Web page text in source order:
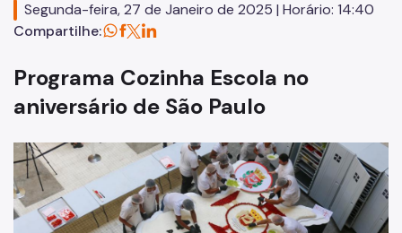
CFC Cidade Tiradentes
Segunda-feira, 27 de Janeiro de 2025 | Horário: 14:40
Compartilhe:
Programa Cozinha Escola no
aniversário de São Paulo